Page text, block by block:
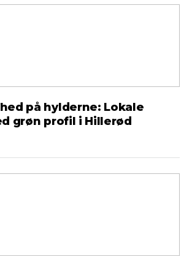
på hylderne: Lokale
grøn profil i Hillerød